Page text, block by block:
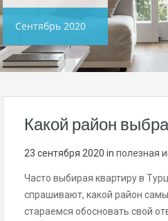
Сентябрь 2020
Какой район
23 сентября 2020 in полезная
Часто выбирая квартиру в
спрашивают, какой район
стараемся обосновать свой